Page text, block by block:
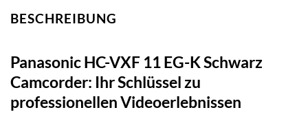
BESCHREIBUNG
Panasonic HC-VXF 11 EG-K Schwarz
Camcorder: Ihr Schlüssel zu
professionellen Videoerlebnissen